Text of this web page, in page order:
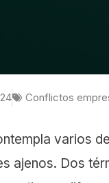
Conflictos
varios
ajenos. Dos